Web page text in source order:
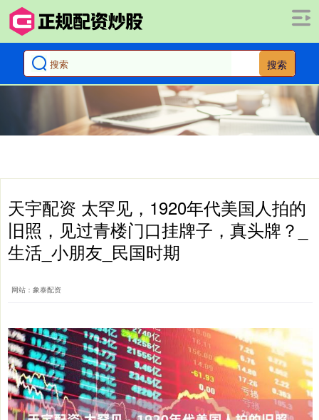
搜索
天宇配资 太罕见，1920年代美国人拍的
旧照，见过青楼门口挂牌子，真头牌？_
生活_小朋友_民国时期
网站：象泰配资